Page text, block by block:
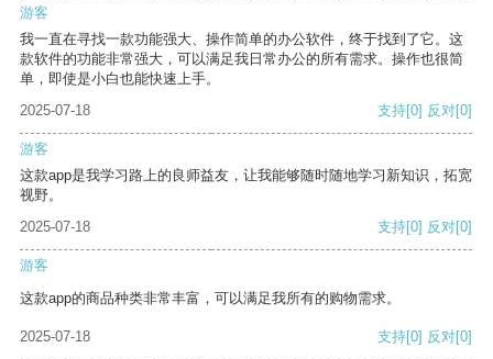
游客
我一直在寻找一款功能强大、操作简单的办公软件，终于找到了它。这
款软件的功能非常强大，可以满足我日常办公的所有需求。操作也很简
单，即使是小白也能快速上手。
2025-07-18
支持[0] 反对[0]
游客
这款app是我学习路上的良师益友，让我能够随时随地学习新知识，拓宽
视野。
2025-07-18
支持[0] 反对[0]
游客
这款app的商品种类非常丰富，可以满足我所有的购物需求。
2025-07-18 支持[0] 反对[0]